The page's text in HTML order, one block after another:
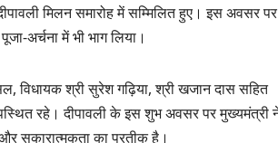
मिलन समारोह में सम्मिलित हुए। इस अवसर पर
अर्चना में भी भाग लिया।
विधायक श्री सुरेश गढ़िया, श्री खजान दास सहित
रहे। दीपावली के इस शुभ अवसर पर मुख्यमंत्री
और सकारात्मकता का प्रतीक है।
उत्तराखण्ड
से जुड़ी 12 किमी
ग्रीनफील्ड बाईपास का
AUGUST 6, 2026